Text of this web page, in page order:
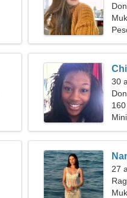
30
27